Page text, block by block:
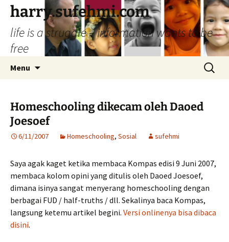
Skip
content
harry.sufehmi.com
life is a struggle – information wants to be
free
Menu
Search
for:
Homeschooling dikecam oleh Daoed
Joesoef
6/11/2007 Homeschooling, Sosial sufehmi
Saya agak kaget ketika membaca Kompas edisi 9 Juni 2007,
membaca kolom opini yang ditulis oleh Daoed Joesoef,
dimana isinya sangat menyerang homeschooling dengan
berbagai FUD / half-truths / dll. Sekalinya baca Kompas,
langsung ketemu artikel begini. Versi onlinenya bisa dibaca
disini.